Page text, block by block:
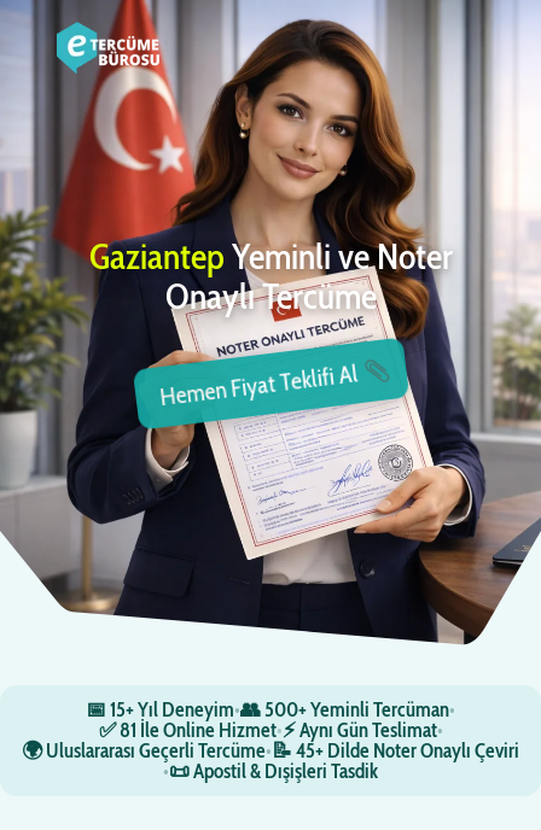
GaziantepYeminli ve Noter
Onaylı Tercüme
Hemen Fiyat Teklifi Al
📅 15+ Yıl Deneyim•👥 500+ Yeminli Tercüman•
✅ 81 İle Online Hizmet•⚡ Aynı Gün Teslimat•
🌍 Uluslararası Geçerli Tercüme•📝 45+ Dilde Noter Onaylı Çeviri
•📜 Apostil & Dışişleri Tasdik